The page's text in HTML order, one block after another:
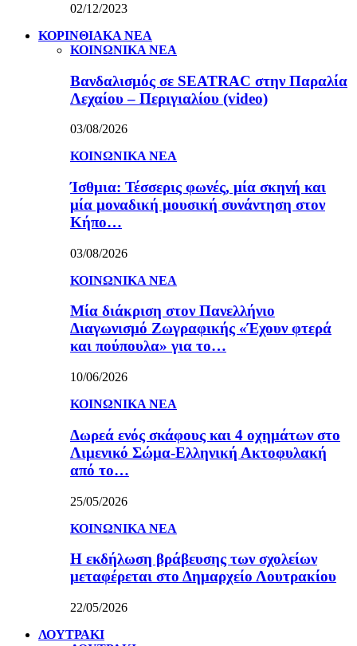
02/12/2023
ΚΟΡΙΝΘΙΑΚΑ ΝΕΑ
ΚΟΙΝΩΝΙΚΑ ΝΕΑ
Βανδαλισμός σε SEATRAC στην Παραλία
Λεχαίου – Περιγιαλίου (video)
03/08/2026
ΚΟΙΝΩΝΙΚΑ ΝΕΑ
Ίσθμια: Τέσσερις φωνές, μία σκηνή και
μία μοναδική μουσική συνάντηση στον
Κήπο…
03/08/2026
ΚΟΙΝΩΝΙΚΑ ΝΕΑ
Μία διάκριση στον Πανελλήνιο
Διαγωνισμό Ζωγραφικής «Έχουν φτερά
και πούπουλα» για το…
10/06/2026
ΚΟΙΝΩΝΙΚΑ ΝΕΑ
Δωρεά ενός σκάφους και 4 οχημάτων στο
Λιμενικό Σώμα-Ελληνική Ακτοφυλακή
από το…
25/05/2026
ΚΟΙΝΩΝΙΚΑ ΝΕΑ
Η εκδήλωση βράβευσης των σχολείων
μεταφέρεται στο Δημαρχείο Λουτρακίου
22/05/2026
ΛΟΥΤΡΑΚΙ